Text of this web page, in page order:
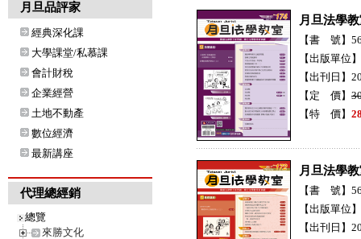
月旦品評家
經典深化課
大學課堂/私慕課
會計財稅
企業經營
土地不動產
數位經濟
最新講座
代理總經銷
總覽
來勝文化
月旦法學
【書 號】
【出版單位
【出刊日】
【定 價】
【特 價】
月旦法學
【書 號】
【出版單位
【出刊日】